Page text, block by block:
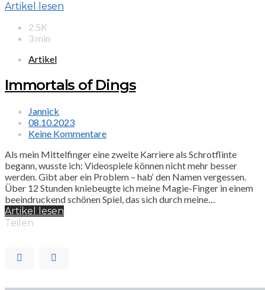
Artikel lesen
2.5K
3 min
Artikel
Immortals of Dings
Jannick
08.10.2023
Keine Kommentare
Als mein Mittelfinger eine zweite Karriere als Schrotflinte
begann, wusste ich: Videospiele können nicht mehr besser
werden. Gibt aber ein Problem – hab‘ den Namen vergessen.
Über 12 Stunden kniebeugte ich meine Magie-Finger in einem
beeindruckend schönen Spiel, das sich durch meine…
Artikel lesen
Teilen